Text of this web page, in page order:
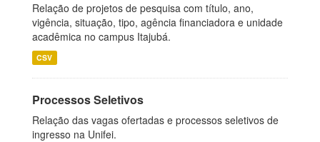
Relação de projetos de pesquisa com título, ano,
vigência, situação, tipo, agência financiadora e unidade
acadêmica no campus Itajubá.
CSV
Processos Seletivos
Relação das vagas ofertadas e processos seletivos de
ingresso na Unifei.